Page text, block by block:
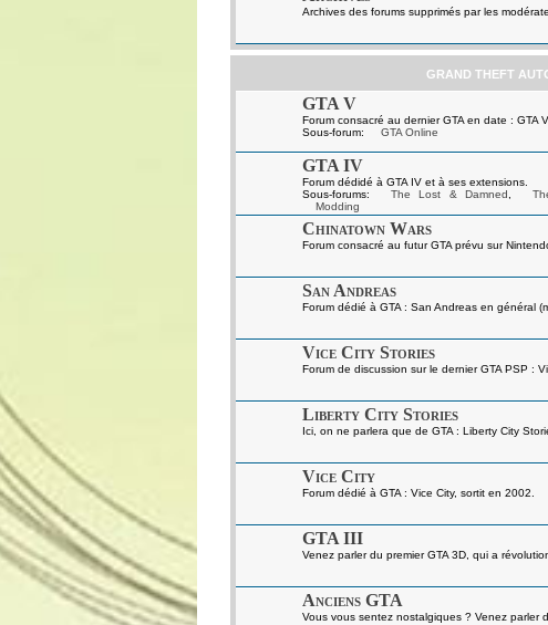
Archives des forums supprimés par les
GRAND THEFT
GTA V
Forum consacré au dernier GTA en date : GTA
Sous-forum:
GTA Online
GTA IV
Forum dédidé à GTA IV et à ses extensions.
Sous-forums:
The Lost & Damned
Modding
Chinatown Wars
Forum consacré au futur GTA prévu sur
San Andreas
Forum dédié à GTA : San Andreas en général
Vice City Stories
Forum de discussion sur le dernier GTA PSP :
Liberty City Stories
Ici, on ne parlera que de GTA : Liberty City
Vice City
Forum dédié à GTA : Vice City, sortit en 2002.
GTA III
Venez parler du premier GTA 3D, qui a
Anciens GTA
Vous vous sentez nostalgiques ? Venez parler